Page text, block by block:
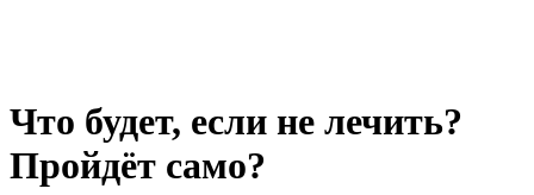
Что будет, если не лечить?
Пройдёт само?